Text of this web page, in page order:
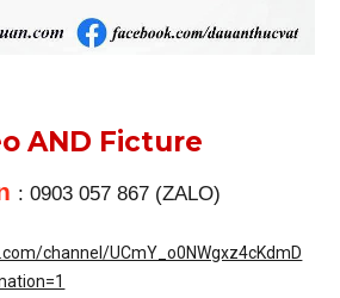
AND Ficture
: 0903 057 867 (ZALO)
channel/UCmY_o0NWgxz4cKdmD